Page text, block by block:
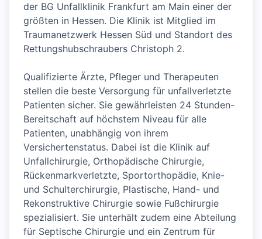
der BG Unfallklinik Frankfurt am Main einer der
größten in Hessen. Die Klinik ist Mitglied im
Traumanetzwerk Hessen Süd und Standort des
Rettungshubschraubers Christoph 2.
Qualifizierte Ärzte, Pfleger und Therapeuten
stellen die beste Versorgung für unfallverletzte
Patienten sicher. Sie gewährleisten 24 Stunden-
Bereitschaft auf höchstem Niveau für alle
Patienten, unabhängig von ihrem
Versichertenstatus. Dabei ist die Klinik auf
Unfallchirurgie, Orthopädische Chirurgie,
Rückenmarkverletzte, Sportorthopädie, Knie-
und Schulterchirurgie, Plastische, Hand- und
Rekonstruktive Chirurgie sowie Fußchirurgie
spezialisiert. Sie unterhält zudem eine Abteilung
für Septische Chirurgie und ein Zentrum für